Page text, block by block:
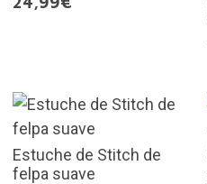
Estuche de Stitch de
felpa suave